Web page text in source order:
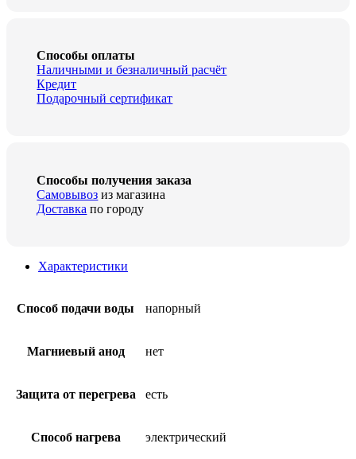
Способы оплаты
Наличными и безналичный расчёт
Кредит
Подарочный сертификат
Способы получения заказа
Самовывоз из магазина
Доставка по городу
Характеристики
Способ подачи воды напорный
Магниевый анод нет
Защита от перегрева есть
Способ нагрева электрический